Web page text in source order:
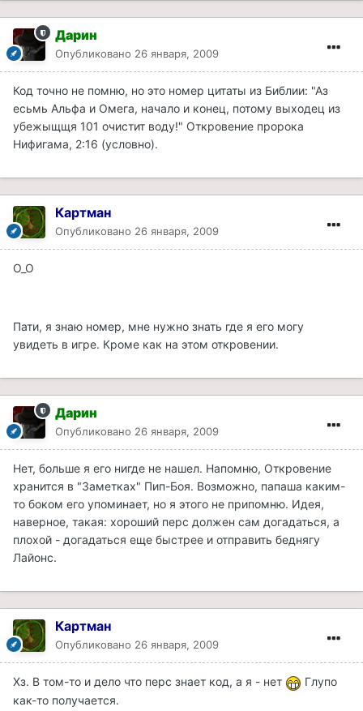
Дарин
Опубликовано 26 января, 2009
Код точно не помню, но это номер цитаты из Библии: "Аз
есьмь Альфа и Омега, начало и конец, потому выходец из
убежыщщя 101 очистит воду!" Откровение пророка
Нифигама, 2:16 (условно).
Картман
Опубликовано 26 января, 2009
О_О
Пати, я знаю номер, мне нужно знать где я его могу
увидеть в игре. Кроме как на этом откровении.
Дарин
Опубликовано 26 января, 2009
Нет, больше я его нигде не нашел. Напомню, Откровение
хранится в "Заметках" Пип-Боя. Возможно, папаша каким-
то боком его упоминает, но я этого не припомню. Идея,
наверное, такая: хороший перс должен сам догадаться, а
плохой - догадаться еще быстрее и отправить беднягу
Лайонс.
Картман
Опубликовано 26 января, 2009
Хз. В том-то и дело что перс знает код, а я - нет
Глупо
как-то получается.